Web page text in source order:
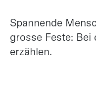
Spannende
grosse Feste: Bei
erzählen.